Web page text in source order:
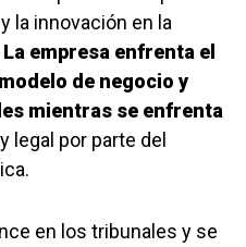
la innovación en la
La empresa enfrenta el
de negocio y
mientras se enfrenta
y legal por parte del
en los tribunales y se